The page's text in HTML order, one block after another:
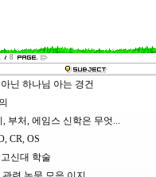
8
닌 하나님 아는 경건
부처, 에임스 신학은 무엇...
CR, OS
신대 학술